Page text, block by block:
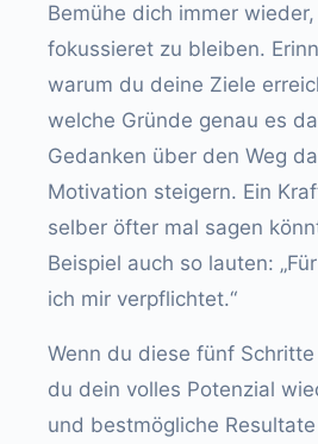
Bemühe dich immer
fokussieret zu bleiben.
warum du deine Ziele
welche Gründe genau es
Gedanken über den Weg
Motivation steigern. Ein
selber öfter mal sagen
Beispiel auch so lauten:
ich mir verpflichtet.“
Wenn du diese fünf
du dein volles Potenzial
und bestmögliche